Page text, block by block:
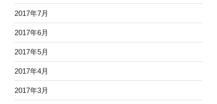
2017年7月
2017年6月
2017年5月
2017年4月
2017年3月